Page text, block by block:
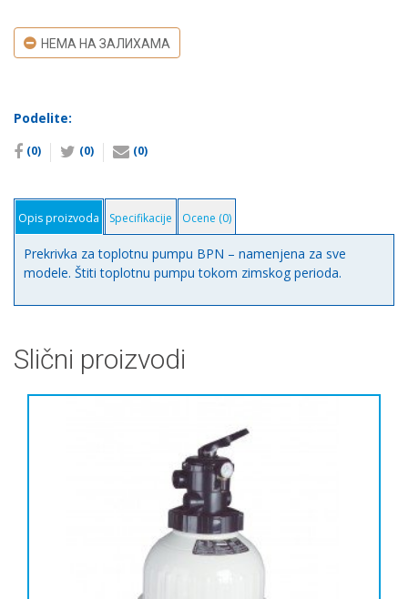
НЕМА НА ЗАЛИХАМА
Podelite:
(0) (0) (0)
Opis proizvoda Specifikacije Ocene (0)
Prekrivka za toplotnu pumpu BPN – namenjena za sve
modele. Štiti toplotnu pumpu tokom zimskog perioda.
Slični proizvodi